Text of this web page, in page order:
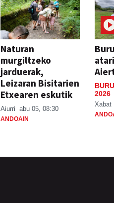
Naturan
murgiltzeko
jarduerak,
Leizaran Bisitarien
Etxearen eskutik
Aiurri abu 05, 08:30
ANDOAIN
2026
Xabat